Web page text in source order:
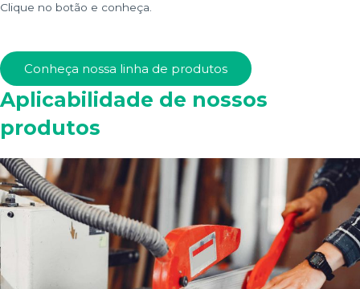
Clique no botão e conheça.
Conheça nossa linha de produtos
Aplicabilidade de nossos
produtos